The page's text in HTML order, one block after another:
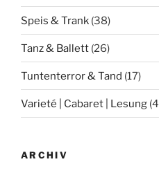
Speis & Trank (38)
Tanz & Ballett (26)
Tuntenterror & Tand (17)
Varieté | Cabaret | Lesung
ARCHIV